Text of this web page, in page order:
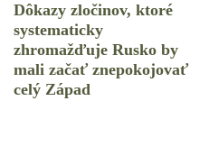
Dôkazy zločinov, ktoré
systematicky
zhromažďuje Rusko by
mali začať znepokojovať
celý Západ